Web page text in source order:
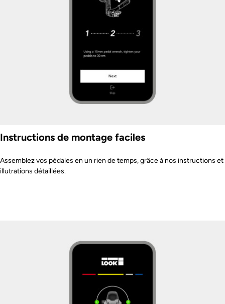
Instructions de montage faciles
Assemblez vos pédales en un rien de temps, grâce à nos instructions et
illutrations détaillées.